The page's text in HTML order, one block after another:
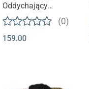
Oddychający
Szczeniaczek |
Cocker Spaniel
(0)
159.00